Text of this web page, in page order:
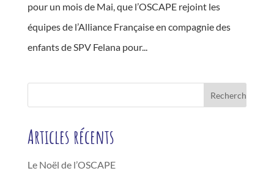
pour un mois de Mai, que l’OSCAPE rejoint les
équipes de l’Alliance Française en compagnie des
enfants de SPV Felana pour...
Articles récents
Le Noël de l’OSCAPE